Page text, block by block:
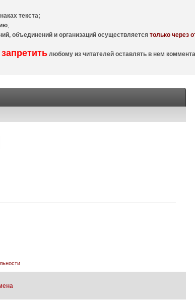
текста;
;
объединений и организаций осуществляетсятолько через
любому из читателей оставлять в нем